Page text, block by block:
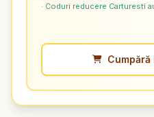
· Coduri reducere Carturesti